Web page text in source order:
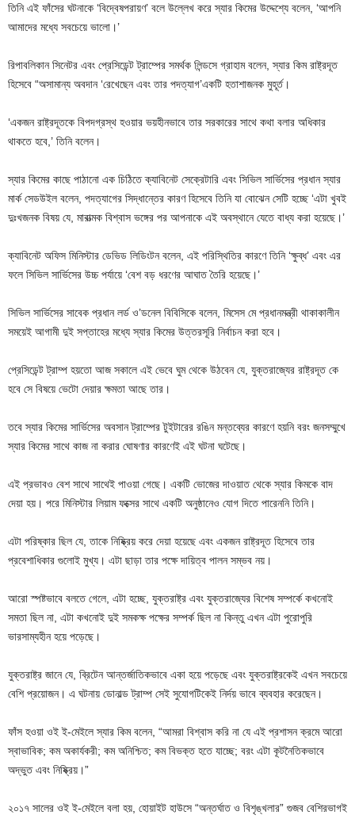
তিনি এই ফাঁসের ঘটনাকে ‘বিদ্বেষপরায়ণ’ বলে উল্লেখ করে স্যার কিমের উদ্দেশ্যে বলেন, ‘আপনি
আমাদের মধ্যে সবচেয়ে ভালো।’
রিপাবলিকান সিনেটর এবং প্রেসিডেন্ট ট্রাম্পের সমর্থক লিন্ডসে গ্রাহাম বলেন, স্যার কিম রাষ্ট্রদূত
হিসেবে “অসামান্য অবদান ‘রেখেছেন এবং তার পদত্যাগ’একটি হতাশাজনক মুহূর্ত।
‘একজন রাষ্ট্রদূতকে বিপদগ্রস্থ হওয়ার ভয়হীনভাবে তার সরকারের সাথে কথা বলার অধিকার
থাকতে হবে,’ তিনি বলেন।
স্যার কিমের কাছে পাঠানো এক চিঠিতে ক্যাবিনেট সেক্রেটারি এবং সিভিল সার্ভিসের প্রধান স্যার
মার্ক সেডউইল বলেন, পদত্যাগের সিদ্ধান্তের কারণ হিসেবে তিনি যা বোঝেন সেটি হচ্ছে ‘এটা খুবই
দুঃখজনক বিষয় যে, মারাত্মক বিশ্বাস ভঙ্গের পর আপনাকে এই অবস্থানে যেতে বাধ্য করা হয়েছে।’
ক্যাবিনেট অফিস মিনিস্টার ডেভিড লিডিংটন বলেন, এই পরিস্থিতির কারণে তিনি ‘ক্ষুব্ধ’ এবং এর
ফলে সিভিল সার্ভিসের উচ্চ পর্যায়ে ‘বেশ বড় ধরণের আঘাত তৈরি হয়েছে।’
সিভিল সার্ভিসের সাবেক প্রধান লর্ড ও’ডনেল বিবিসিকে বলেন, মিসেস মে প্রধানমন্ত্রী থাকাকালীন
সময়েই আগামী দুই সপ্তাহের মধ্যে স্যার কিমের উত্তরসূরি নির্বাচন করা হবে।
প্রেসিডেন্ট ট্রাম্প হয়তো আজ সকালে এই ভেবে ঘুম থেকে উঠবেন যে, যুক্তরাজ্যের রাষ্ট্রদূত কে
হবে সে বিষয়ে ভেটো দেয়ার ক্ষমতা আছে তার।
তবে স্যার কিমের সার্ভিসের অবসান ট্রাম্পের টুইটারের রঙিন মন্তব্যের কারণে হয়নি বরং জনসম্মুখে
স্যার কিমের সাথে কাজ না করার ঘোষণার কারণেই এই ঘটনা ঘটেছে।
এই প্রভাবও বেশ সাথে সাথেই পাওয়া গেছে। একটি ভোজের দাওয়াত থেকে স্যার কিমকে বাদ
দেয়া হয়। পরে মিনিস্টার লিয়াম ফক্সের সাথে একটি অনুষ্ঠানেও যোগ দিতে পারেননি তিনি।
এটা পরিষ্কার ছিল যে, তাকে নিষ্ক্রিয় করে দেয়া হয়েছে এবং একজন রাষ্ট্রদূত হিসেবে তার
প্রবেশাধিকার গুলোই মুখ্য। এটা ছাড়া তার পক্ষে দায়িত্ব পালন সম্ভব নয়।
আরো স্পষ্টভাবে বলতে গেলে, এটা হচ্ছে, যুক্তরাষ্ট্র এবং যুক্তরাজ্যের বিশেষ সম্পর্কে কখনোই
সমতা ছিল না, এটা কখনোই দুই সমকক্ষ পক্ষের সম্পর্ক ছিল না কিন্তু এখন এটা পুরোপুরি
ভারসাম্যহীন হয়ে পড়েছে।
যুক্তরাষ্ট্র জানে যে, ব্রিটেন আন্তর্জাতিকভাবে একা হয়ে পড়েছে এবং যুক্তরাষ্ট্রকেই এখন সবচেয়ে
বেশি প্রয়োজন। এ ঘটনায় ডোনাল্ড ট্রাম্প সেই সুযোগটিকেই নির্দয় ভাবে ব্যবহার করেছেন।
ফাঁস হওয়া ওই ই-মেইলে স্যার কিম বলেন, “আমরা বিশ্বাস করি না যে এই প্রশাসন ক্রমে আরো
স্বাভাবিক; কম অকার্যকরী; কম অনিশ্চিত; কম বিভক্ত হতে যাচ্ছে; বরং এটা কূটনৈতিকভাবে
অদ্ভুত এবং নিষ্ক্রিয়।”
২০১৭ সালের ওই ই-মেইলে বলা হয়, হোয়াইট হাউসে “অন্তর্ঘাত ও বিশৃঙ্খলার” গুজব বেশিরভাগই